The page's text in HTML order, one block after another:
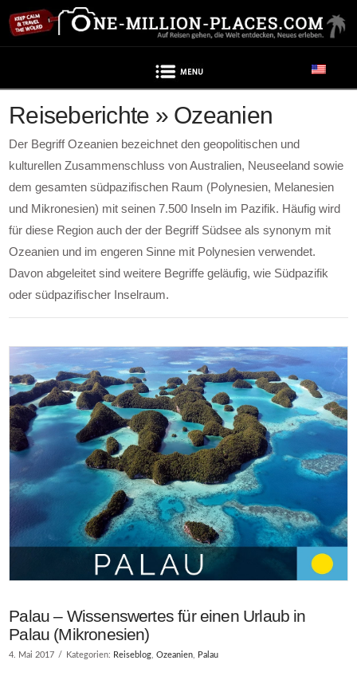
Reiseberichte » Ozeanien
Der Begriff Ozeanien bezeichnet den geopolitischen und
kulturellen Zusammenschluss von Australien, Neuseeland sowie
dem gesamten südpazifischen Raum (Polynesien, Melanesien
und Mikronesien) mit seinen 7.500 Inseln im Pazifik. Häufig wird
für diese Region auch der der Begriff Südsee als synonym mit
Ozeanien und im engeren Sinne mit Polynesien verwendet.
Davon abgeleitet sind weitere Begriffe geläufig, wie Südpazifik
oder südpazifischer Inselraum.
Palau – Wissenswertes für einen Urlaub in
Palau (Mikronesien)
4. Mai 2017 Kategorien: Reiseblog ,Ozeanien Palau